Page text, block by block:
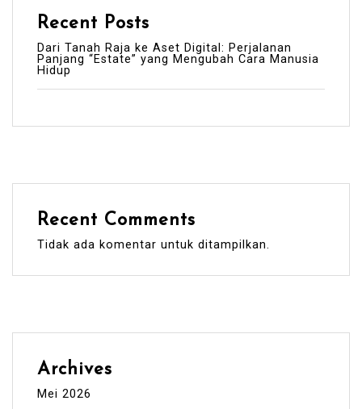
Recent Posts
Dari Tanah Raja ke Aset Digital: Perjalanan
Panjang “Estate” yang Mengubah Cara Manusia
Hidup
Recent Comments
Tidak ada komentar untuk ditampilkan.
Archives
Mei 2026